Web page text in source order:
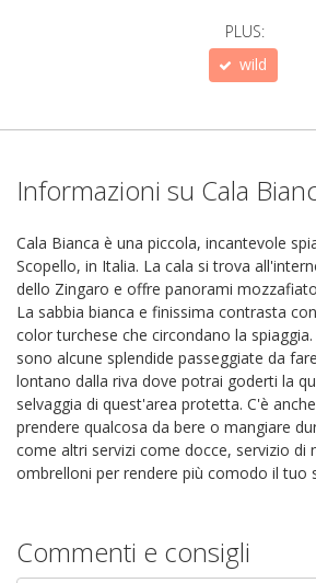
PLUS:
wild
Informazioni su Cala
Cala Bianca è una piccola, incantevole
Scopello, in Italia. La cala si trova
dello Zingaro e offre panorami
La sabbia bianca e finissima contrasta
color turchese che circondano la
sono alcune splendide passeggiate da
lontano dalla riva dove potrai goderti la
selvaggia di quest'area protetta. C'è
prendere qualcosa da bere o mangiare
come altri servizi come docce, servizio di
ombrelloni per rendere più comodo il tuo
Commenti e consigli